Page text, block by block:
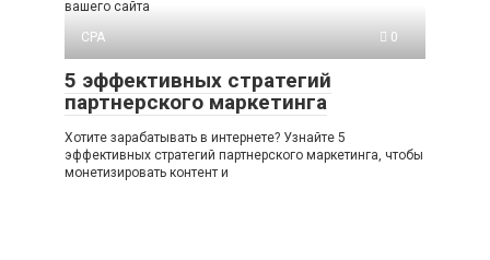
вашего сайта
CPA
0
5 эффективных стратегий
партнерского маркетинга
Хотите зарабатывать в интернете? Узнайте 5
эффективных стратегий партнерского маркетинга, чтобы
монетизировать контент и